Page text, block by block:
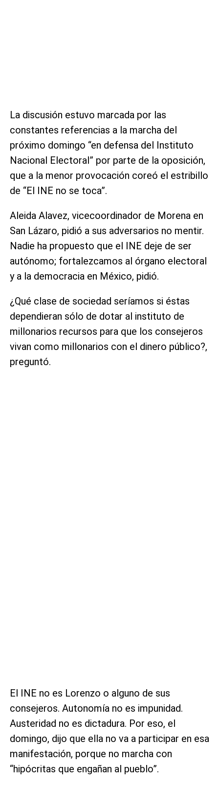
La discusión estuvo marcada por las
constantes referencias a la marcha del
próximo domingo “en defensa del Instituto
Nacional Electoral” por parte de la oposición,
que a la menor provocación coreó el estribillo
de “El INE no se toca”.
Aleida Alavez, vicecoordinador de Morena en
San Lázaro, pidió a sus adversarios no mentir.
Nadie ha propuesto que el INE deje de ser
autónomo; fortalezcamos al órgano electoral
y a la democracia en México, pidió.
¿Qué clase de sociedad seríamos si éstas
dependieran sólo de dotar al instituto de
millonarios recursos para que los consejeros
vivan como millonarios con el dinero público?,
preguntó.
El INE no es Lorenzo o alguno de sus
consejeros. Autonomía no es impunidad.
Austeridad no es dictadura. Por eso, el
domingo, dijo que ella no va a participar en esa
manifestación, porque no marcha con
“hipócritas que engañan al pueblo”.